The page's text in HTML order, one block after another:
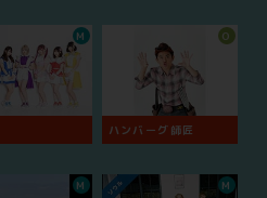
M
ハンバーグ師匠
O
M M